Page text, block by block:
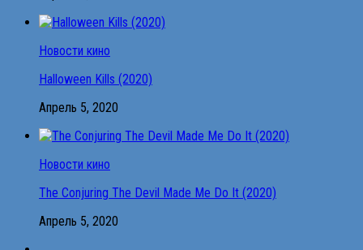
Новости кино
Halloween Kills (2020)
Апрель 5, 2020
Новости кино
The Conjuring The Devil Made Me Do It (2020)
Апрель 5, 2020